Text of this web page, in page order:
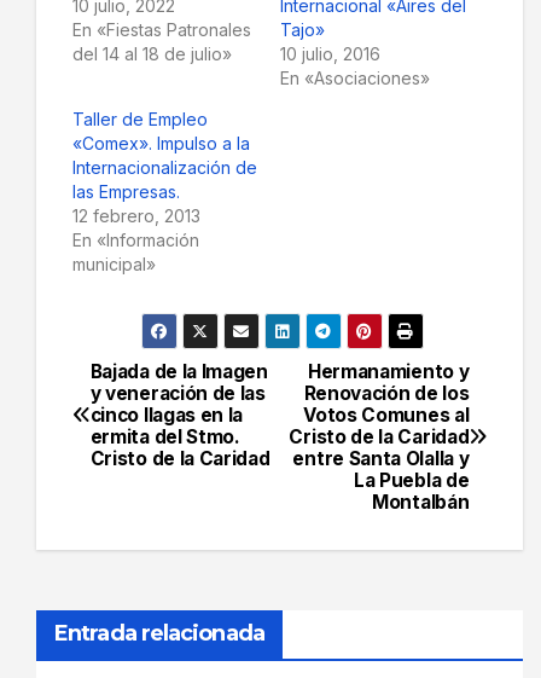
10 julio, 2022
En «Fiestas Patronales
del 14 al 18 de julio»
Internacional «Aires del
Tajo»
10 julio, 2016
En «Asociaciones»
Taller de Empleo
«Comex». Impulso a la
Internacionalización de
las Empresas.
12 febrero, 2013
En «Información
municipal»
Navegación
de
Hermanamiento y
Renovación de los
Votos Comunes al
Cristo de la Caridad
entre Santa Olalla y
La Puebla de
Montalbán
Bajada de la Imagen
y veneración de las
cinco llagas en la
ermita del Stmo.
Cristo de la Caridad
Entrada relacionada